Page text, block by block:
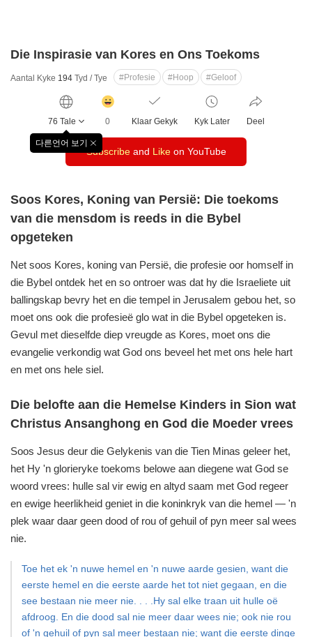
Die Inspirasie van Kores en Ons Toekoms
Aantal Kyke 194 Tyd / Tye #Profesie #Hoop #Geloof
76 Tale
다른언어 보기
창
감
릭
수
0 Klaar Gekyk Kyk Later Deel
Subscribeand Likeon YouTube
Soos Kores, Koning van Persië: Die toekoms
van die mensdom is reeds in die Bybel
opgeteken
Net soos Kores, koning van Persië, die profesie oor homself in
die Bybel ontdek het en so ontroer was dat hy die Israeliete uit
ballingskap bevry het en die tempel in Jerusalem gebou het, so
moet ons ook die profesieë glo wat in die Bybel opgeteken is.
Gevul met dieselfde diep vreugde as Kores, moet ons die
evangelie verkondig wat God ons beveel het met ons hele hart
en met ons hele siel.
Die belofte aan die Hemelse Kinders in Sion wat
Christus Ansanghong en God die Moeder vrees
Soos Jesus deur die Gelykenis van die Tien Minas geleer het,
het Hy 'n glorieryke toekoms belowe aan diegene wat God se
woord vrees: hulle sal vir ewig en altyd saam met God regeer
en ewige heerlikheid geniet in die koninkryk van die hemel — 'n
plek waar daar geen dood of rou of gehuil of pyn meer sal wees
nie.
Toe het ek 'n nuwe hemel en 'n nuwe aarde gesien, want die
eerste hemel en die eerste aarde het tot niet gegaan, en die
see bestaan nie meer nie. . . .Hy sal elke traan uit hulle oë
afdroog. En die dood sal nie meer daar wees nie; ook nie rou
of 'n gehuil of pyn sal meer bestaan nie; want die eerste dinge